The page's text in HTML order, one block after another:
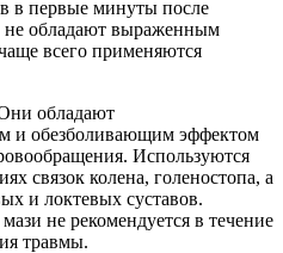
в первые минуты после
обладают выраженным
всего применяются
обладают
и обезболивающим эффектом
Используются
связок колена, голеностопа, а
и локтевых суставов.
не рекомендуется в течение
травмы.